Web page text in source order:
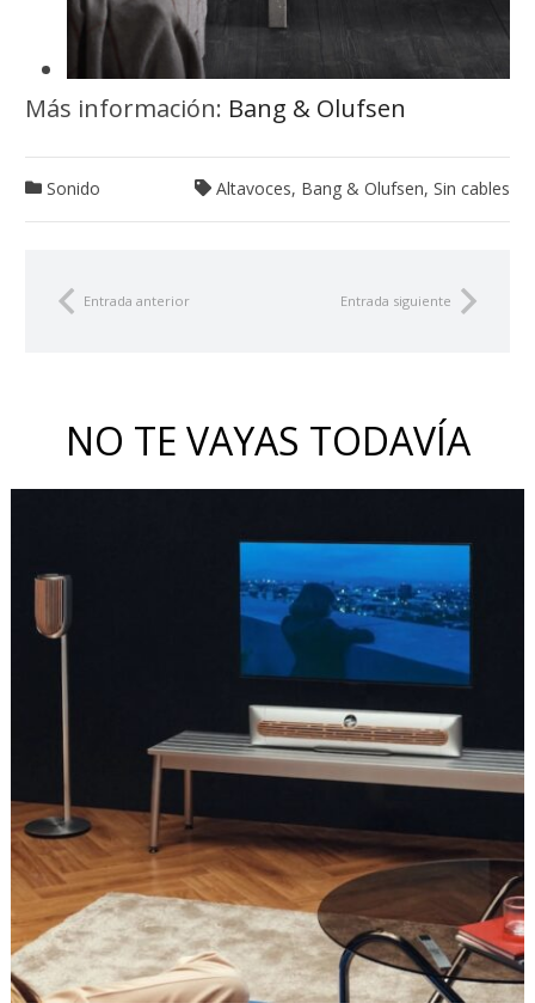
Más información: Bang & Olufsen
Sonido Altavoces, Bang & Olufsen, Sin cables
Entrada anterior Entrada siguiente
NO TE VAYAS TODAVÍA